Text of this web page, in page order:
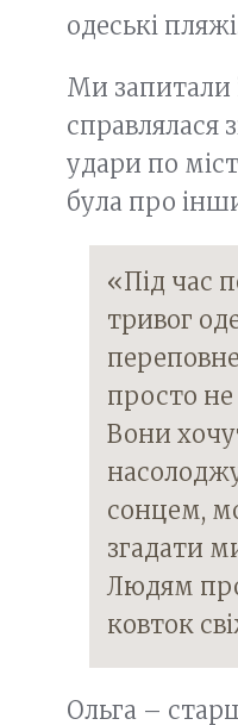
одеські
Ми запитали
справлялася
удари по
була про
«Під час
тривог
просто
Вони
сонцем,
згадати
Людям
ковток
Ольга –